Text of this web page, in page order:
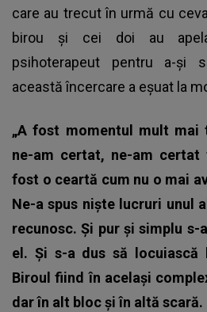
care au trecut în urmă cu
birou și cei doi au
psihoterapeut pentru a-și
această încercare a eșuat la
„A fost momentul mult mai
ne-am certat, ne-am
fost o ceartă cum nu o mai
Ne-a spus niște lucruri unul
recunosc. Și pur și simplu
el. Şi s-a dus să locuiască
Biroul fiind în același
dar în alt bloc și în altă scară.